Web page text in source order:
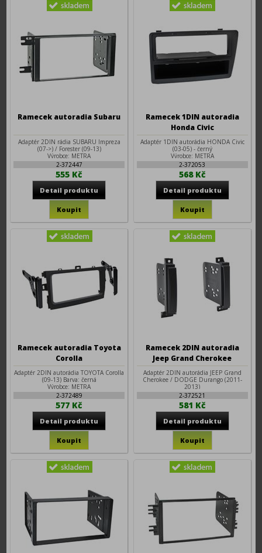
Ramecek autoradia Subaru
Adaptér 2DIN rádia SUBARU Impreza
(07->) / Forester (09-13)
Výrobce: METRA
2-372447
555 Kč
Ramecek 1DIN autoradia
Honda Civic
Adaptér 1DIN autorádia HONDA Civic
(03-05) - černý
Výrobce: METRA
2-372053
568 Kč
Ramecek autoradia Toyota
Corolla
Adaptér 2DIN autorádia TOYOTA Corolla
(09-13) Barva: černá
Výrobce: METRA
2-372489
577 Kč
Ramecek 2DIN autoradia
Jeep Grand Cherokee
Adaptér 2DIN autorádia JEEP Grand
Cherokee / DODGE Durango (2011-
2013)
Výrobce: METRA
2-372521
581 Kč